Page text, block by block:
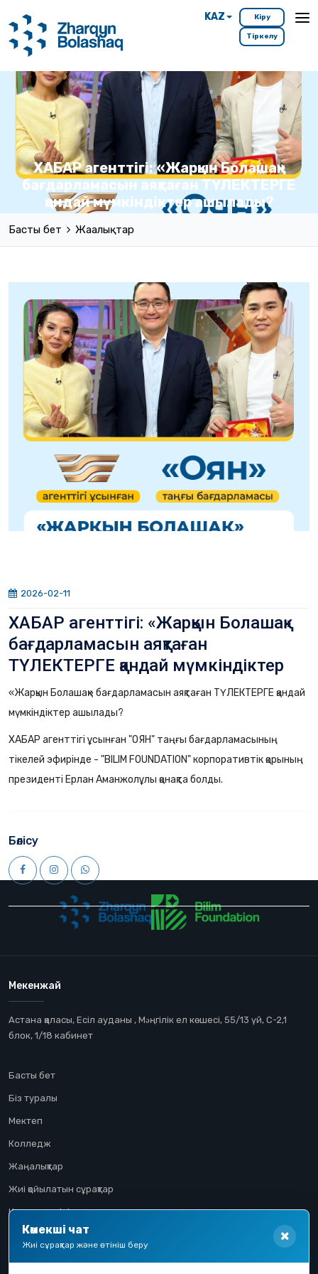
KAZ Кіру
Тіркелу
ХАБАР агенттігі: «Жарқын Болашақ»
бағдарламасын аяқтаған ТҮЛЕКТЕРГЕ
қандай мүмкіндіктер ашылады?
Басты бет Жаңалықтар
2026-02-11
ХАБАР агенттігі: «Жарқын Болашақ»
бағдарламасын аяқтаған
ТҮЛЕКТЕРГЕ қандай мүмкіндіктер
ашылады?
«Жарқын Болашақ» бағдарламасын аяқтаған ТҮЛЕКТЕРГЕ қандай
мүмкіндіктер ашылады?
ХАБАР агенттігі ұсынған "ОЯН" таңғы бағдарламасының
тікелей эфирінде - "BILIM FOUNDATION" корпоративтік қорының
президенті Ерлан Аманжолұлы қонақта болды.
Бөлісу
Мекенжай
Астана қаласы, Есіл ауданы , Мəңгілік ел көшесі, 55/13 үй, С-2,1
блок, 1/18 кабинет
Басты бет
Біз туралы
Мектеп
Колледж
Жаңалықтар
Жиі қойылатын сұрақтар
Конкурстық іріктеу
Үміткер жолы
Көмекші чат
Жиі сұрақтар және өтініш беру